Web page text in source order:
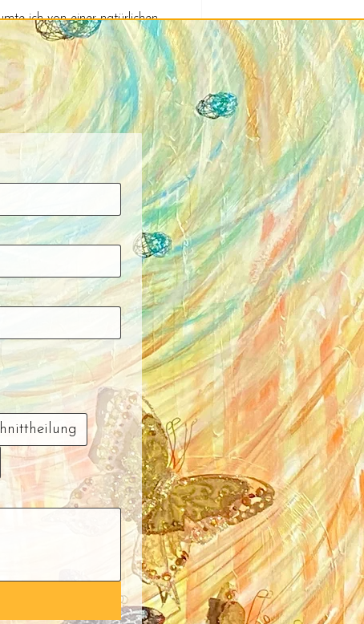
ich von einer natürlichen
wie tiefgehend, kraftvoll
sein würde. In diesem Beitrag
den ersten Wehen bis zum
im Wasser empfangen